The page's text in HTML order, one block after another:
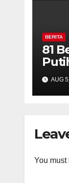
BERITA
81
MIN
AUG
You must